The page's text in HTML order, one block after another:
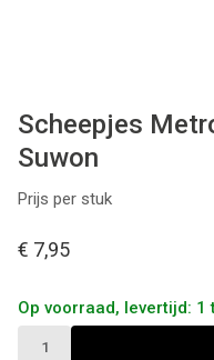
Scheepjes
Suwon
Prijs per stuk
€ 7,95
Op voorraad, levertijd: 1